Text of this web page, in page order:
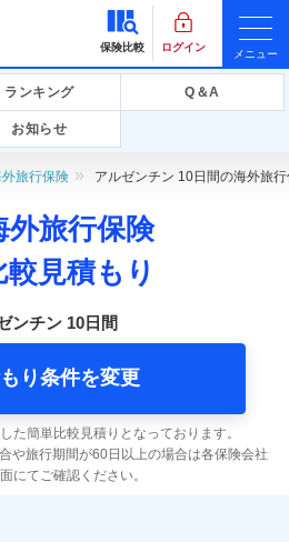
保険比較 ログイン
メニュー
ランキング Q＆A
お知らせ
外旅行保険 アルゼンチン 10日間の海外旅
外旅行保険
較見積もり
ンチン 10日間
り条件を変更
た簡単比較見積りとなっております。
や旅行期間が60日以上の場合は各保険会社
にてご確認ください。